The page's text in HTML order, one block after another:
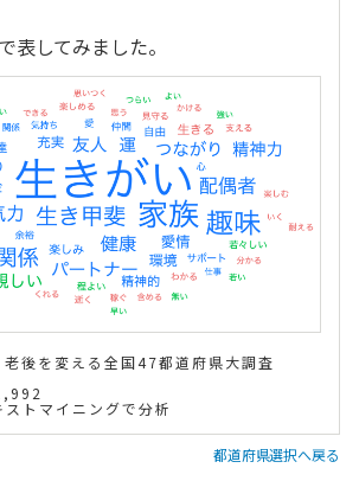
表してみました。
老後を変える全国47都道府県大調査
トマイニングで分析
都道府県選択へ戻る